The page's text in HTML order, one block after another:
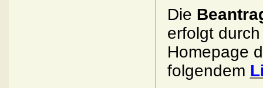
Die
erfolgt
Homepage
folgendem